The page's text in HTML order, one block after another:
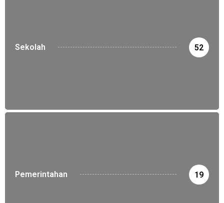
Sekolah 52
Pemerintahan 19